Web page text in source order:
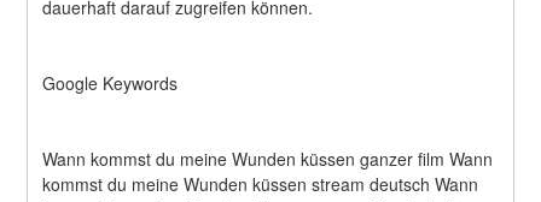
dauerhaft darauf zugreifen können.
Google Keywords
Wann kommst du meine Wunden küssen ganzer film Wann
kommst du meine Wunden küssen stream deutsch Wann